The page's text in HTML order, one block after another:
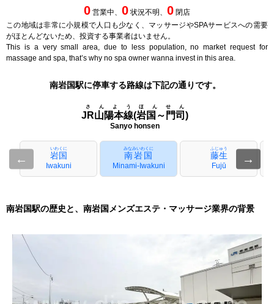
0 営業中、 0 状況不明、 0 閉店
この地域は非常に小規模で人口も少なく、マッサージやSPAサービスへの需要
がほとんどないため、投資する事業者はいません。
This is a very small area, due to less population, no market request for
massage and spa, that’s why no spa owner wanna invest in this area.
南岩国駅に停車する路線は下記の通りです。
JR山陽本線(岩国～門司)
さんようほんせん
Sanyo honsen
← 岩国
いわくに
Iwakuni
南岩国
みなみいわくに
Minami-Iwakuni
藤生
ふじゅう
Fujū
→
南岩国駅の歴史と、南岩国メンズエステ・マッサージ業界の背景